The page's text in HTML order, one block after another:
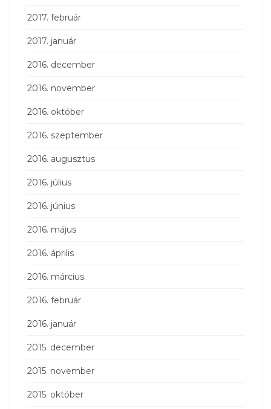
2017. február
2017. január
2016. december
2016. november
2016. október
2016. szeptember
2016. augusztus
2016. július
2016. június
2016. május
2016. április
2016. március
2016. február
2016. január
2015. december
2015. november
2015. október